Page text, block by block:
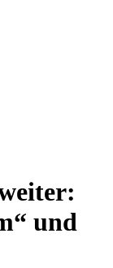
und